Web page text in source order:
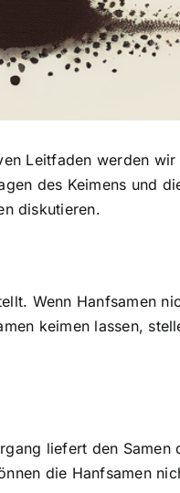
Leitfaden werden wir
des Keimens und
diskutieren.
Wenn Hanfsamen
keimen lassen,
liefert den Samen
die Hanfsamen